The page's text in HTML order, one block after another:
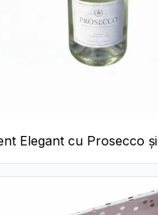
Elegant cu Prosecco și